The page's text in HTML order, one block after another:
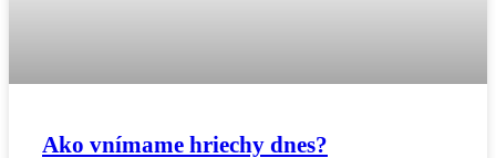
Ako vnímame hriechy dnes?